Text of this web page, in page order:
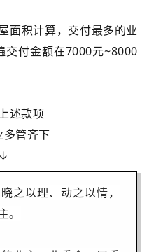
面积计算，交付最多的业
交付金额在7000元~8000
述款项
多管齐下
之以理、动之以情，